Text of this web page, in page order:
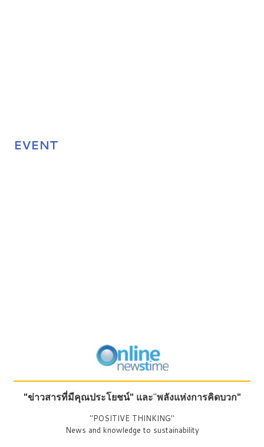
EVENT
"ข่าวสารที่มีคุณประโยชน์" และ"พลังแห่งการคิดบวก"
"POSITIVE THINKING"
News and knowledge to sustainability